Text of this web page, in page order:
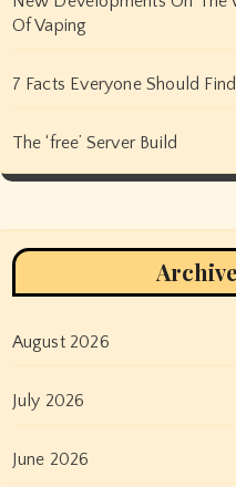
Of Vaping
7 Facts Everyone Should
The ‘free’ Server Build
August 2026
July 2026
June 2026